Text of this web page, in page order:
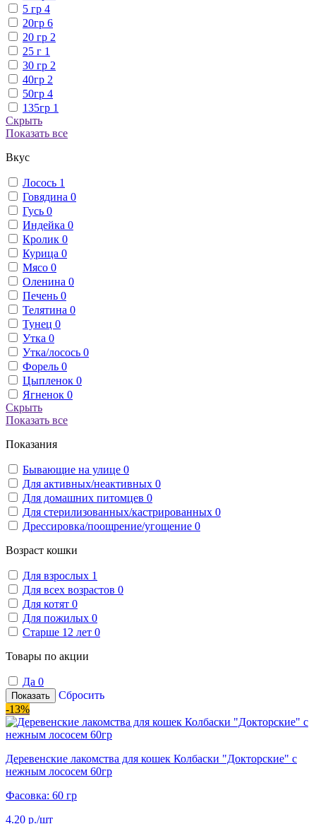
5 гр 4
20гр 6
20 гр 2
25 г 1
30 гр 2
40гр 2
50гр 4
135гр 1
Скрыть
Показать все
Вкус
Лосось 1
Говядина 0
Гусь 0
Индейка 0
Кролик 0
Курица 0
Мясо 0
Оленина 0
Печень 0
Телятина 0
Тунец 0
Утка 0
Утка/лосось 0
Форель 0
Цыпленок 0
Ягненок 0
Скрыть
Показать все
Показания
Бывающие на улице 0
Для активных/неактивных 0
Для домашних питомцев 0
Для стерилизованных/кастрированных 0
Дрессировка/поощрение/угощение 0
Возраст кошки
Для взрослых 1
Для всех возрастов 0
Для котят 0
Для пожилых 0
Старше 12 лет 0
Товары по акции
Да 0
Показать
Сбросить
-13%
Деревенские лакомства для кошек Колбаски "Докторские" с
нежным лососем 60гр
Фасовка: 60 гр
4.20 р./шт